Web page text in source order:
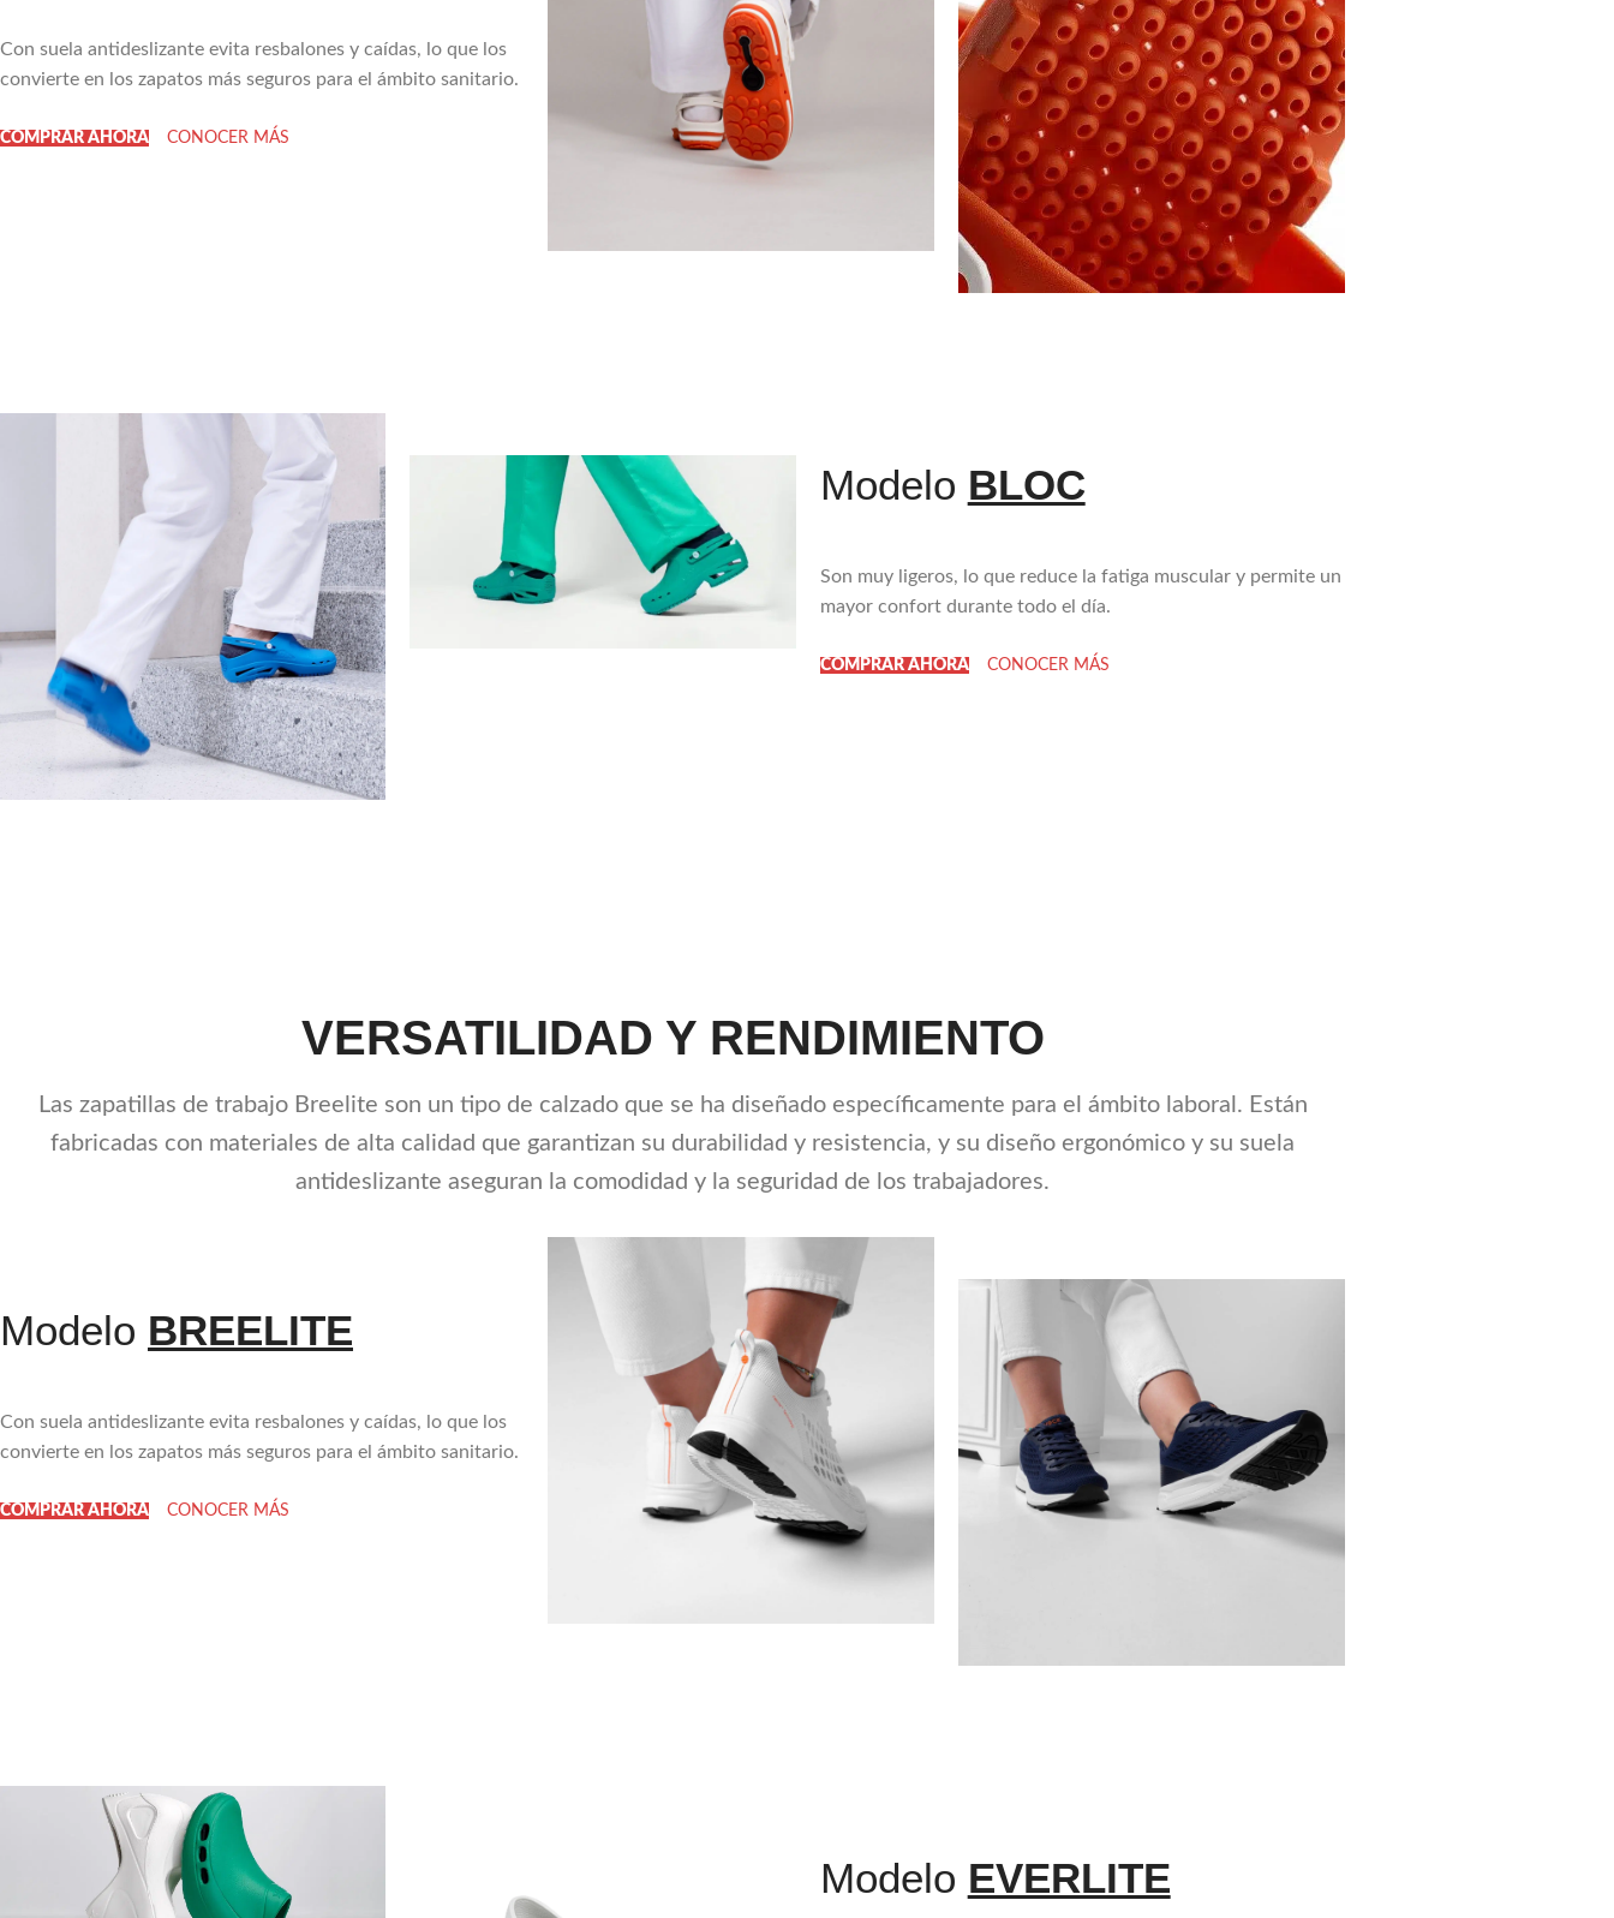
Con suela antideslizante evita resbalones y caídas, lo que los
convierte en los zapatos más seguros para el ámbito sanitario.
COMPRAR AHORA CONOCER MÁS
Modelo BLOC​
Son muy ligeros, lo que reduce la fatiga muscular y permite un
mayor confort durante todo el día.
COMPRAR AHORA CONOCER MÁS
VERSATILIDAD Y RENDIMIENTO
Las zapatillas de trabajo Breelite son un tipo de calzado que se ha diseñado específicamente para el ámbito laboral. Están
fabricadas con materiales de alta calidad que garantizan su durabilidad y resistencia, y su diseño ergonómico y su suela
antideslizante aseguran la comodidad y la seguridad de los trabajadores.
Modelo BREELITE​
Con suela antideslizante evita resbalones y caídas, lo que los
convierte en los zapatos más seguros para el ámbito sanitario.
COMPRAR AHORA CONOCER MÁS
Modelo EVERLITE​